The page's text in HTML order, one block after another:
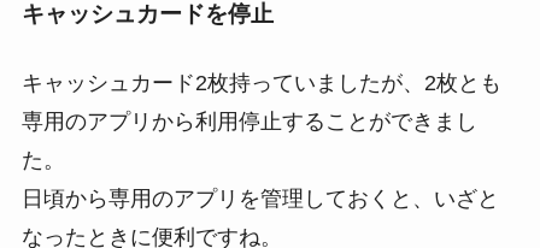
キャッシュカードを停止
キャッシュカード2枚持っていましたが、2枚とも
専用のアプリから利用停止することができまし
た。
日頃から専用のアプリを管理しておくと、いざと
なったときに便利ですね。